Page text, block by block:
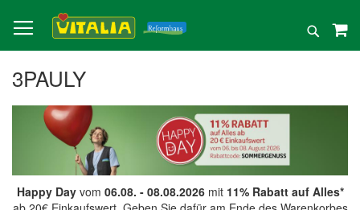
zum
Inhalt
Suche
3PAULY
Happy Dayvom 06.08. - 08.08.2026mit 11% Rabatt auf Alles*